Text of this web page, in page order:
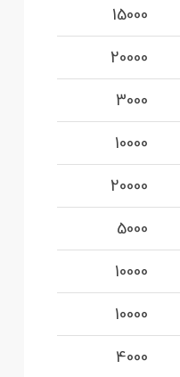
15000
20000
3000
10000
20000
5000
10000
10000
4000